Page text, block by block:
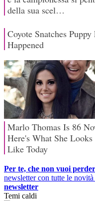
Per te, che non vuoi
newsletter con tutte le
newsletter
Temi caldi